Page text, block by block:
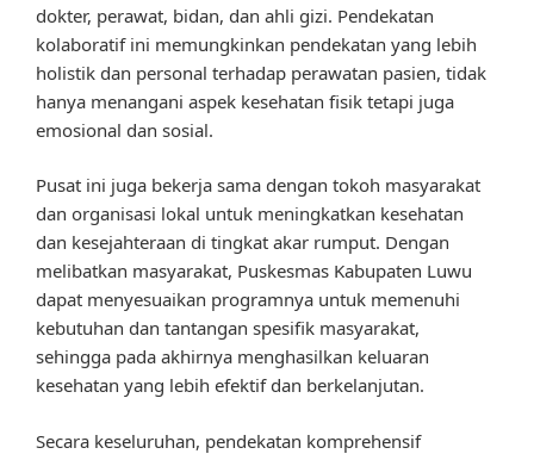
dokter, perawat, bidan, dan ahli gizi. Pendekatan
kolaboratif ini memungkinkan pendekatan yang lebih
holistik dan personal terhadap perawatan pasien, tidak
hanya menangani aspek kesehatan fisik tetapi juga
emosional dan sosial.
Pusat ini juga bekerja sama dengan tokoh masyarakat
dan organisasi lokal untuk meningkatkan kesehatan
dan kesejahteraan di tingkat akar rumput. Dengan
melibatkan masyarakat, Puskesmas Kabupaten Luwu
dapat menyesuaikan programnya untuk memenuhi
kebutuhan dan tantangan spesifik masyarakat,
sehingga pada akhirnya menghasilkan keluaran
kesehatan yang lebih efektif dan berkelanjutan.
Secara keseluruhan, pendekatan komprehensif